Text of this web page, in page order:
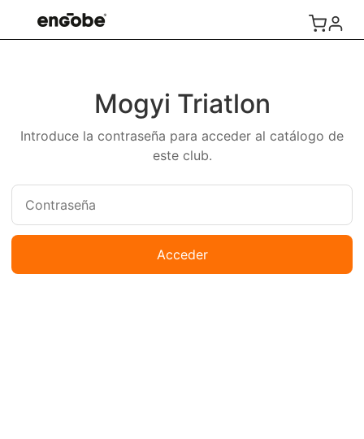
Mogyi Triatlon
Introduce la contraseña para acceder al catálogo de
este club.
Acceder